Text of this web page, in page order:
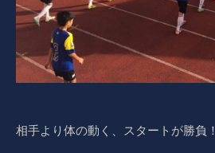
相手より体の動く、スタートが勝負！